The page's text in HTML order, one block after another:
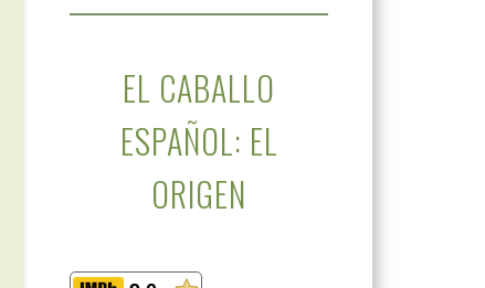
EL CABALLO
ESPAÑOL: EL
ORIGEN